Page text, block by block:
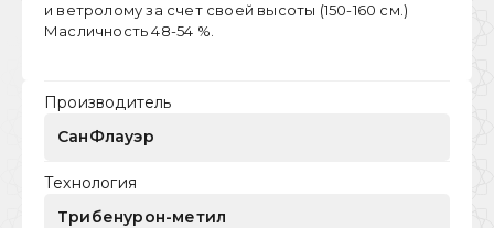
и ветролому за счет своей высоты (150-160 см.)
Масличность 48-54 %.
Производитель
СанФлауэр
Технология
Трибенурон-метил